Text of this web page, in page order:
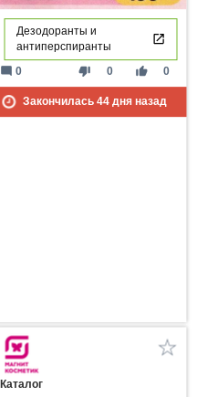
Дезодоранты и
антиперспиранты
thumb_down 0 thumb_up 0
mode_comment 0
Закончилась 44дня назад
Каталог